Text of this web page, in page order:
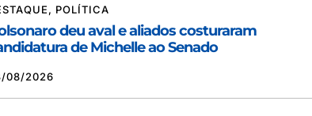
, POLÍTICA
deu aval e aliados costuraram
de Michelle ao Senado
08/2026